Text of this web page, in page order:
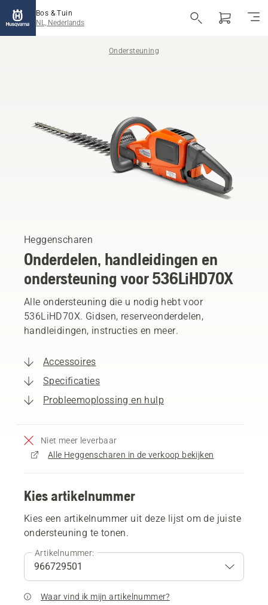
Bos & Tuin
NL, Nederlands
Ondersteuning
Heggenscharen
Onderdelen, handleidingen en
ondersteuning voor 536LiHD70X
Alle ondersteuning die u nodig hebt voor
536LiHD70X. Gidsen, reserveonderdelen,
handleidingen, instructies en meer.
Accessoires
Specificaties
Probleemoplossing en hulp
Niet meer leverbaar
Alle Heggenscharen in de verkoop bekijken
Kies artikelnummer
Kies een artikelnummer uit deze lijst om de juiste
ondersteuning te tonen.
Artikelnummer:
Waar vind ik mijn artikelnummer?